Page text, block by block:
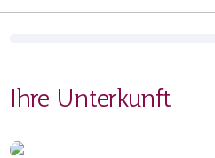
Ihre Unterkunft